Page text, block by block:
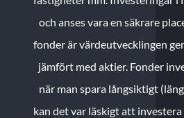
och anses vara en säkrare
fonder är värdeutvecklingen
jämfört med aktier. Fonder
när man spara långsiktigt
kan det var läskigt att investera